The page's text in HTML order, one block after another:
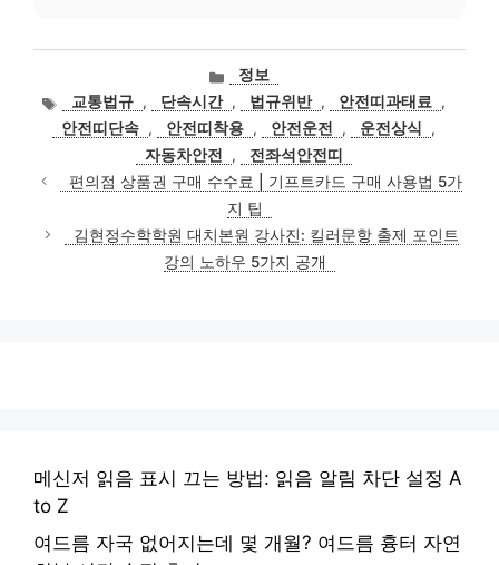
카
고
리
정보
태
그
교통법규 , 단속시간 , 법규위반 , 안전띠과태료
,
안전띠단속 , 안전띠착용 , 안전운전 , 운전상식
,
자동차안전
,
전좌석안전띠
편의점 상품권 구매 수수료 | 기프트카드 구매 사용법 5가
지 팁
김현정수학학원 대치본원 강사진: 킬러문항 출제 포인트
강의 노하우 5가지 공개
메신저 읽음 표시 끄는 방법: 읽음 알림 차단 설정 A
to Z
여드름 자국 없어지는데 몇 개월? 여드름 흉터 자연